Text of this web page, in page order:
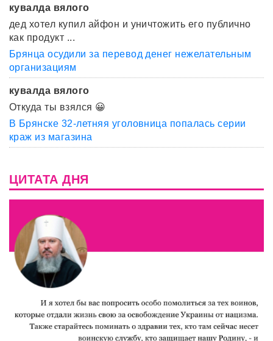
кувалда вялого
дед хотел купил айфон и уничтожить его публично
как продукт ...
Брянца осудили за перевод денег нежелательным
организациям
кувалда вялого
Откуда ты взялся 😀
В Брянске 32-летняя уголовница попалась серии
краж из магазина
ЦИТАТА ДНЯ